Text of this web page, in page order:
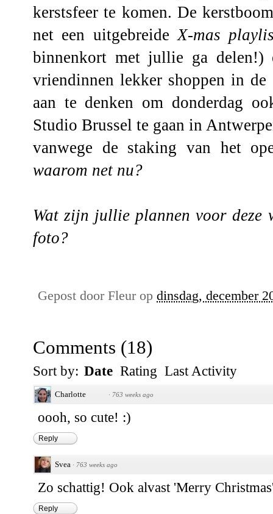
kerstsfeer te komen. De
net een uitgebreideX-mas
binnenkort met jullie ga delen!)
vriendinnen lekker shoppen in
aan te denken om donderdag
Studio Brussel te gaan in
vanwege de staking van het
waarom net nu?
Wat zijn jullie plannen voor deze
foto?
Gepost door Fleur op dinsdag, december
Comments (18)
Sort by: Date Rating Last Activity
Charlotte · 763 weeks ago
oooh, so cute! :)
Reply
Svea · 763 weeks ago
Zo schattig! Ook alvast 'Merry
Reply